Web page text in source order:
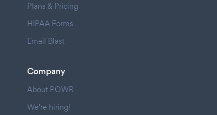
Plans & Pricing
HIPAA Forms
Email Blast
Company
About POWR
We're hiring!